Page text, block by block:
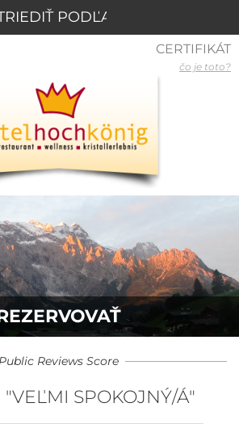
Public Reviews Score
"VEĽMI SPOKOJNÝ/Á"
CERTIFIKÁT
čo je toto?